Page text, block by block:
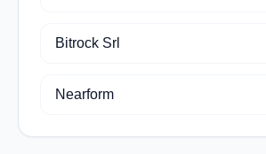
Bitrock Srl
Nearform